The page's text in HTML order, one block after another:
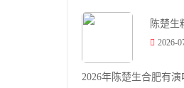
陈楚生
2026-
2026年陈楚生合肥有